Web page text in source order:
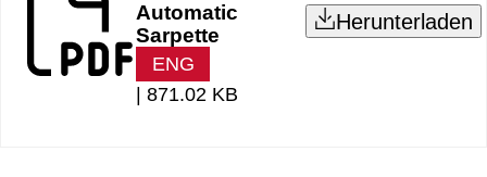
Automatic
Sarpette
ENG
871.02 KB
Herunterladen